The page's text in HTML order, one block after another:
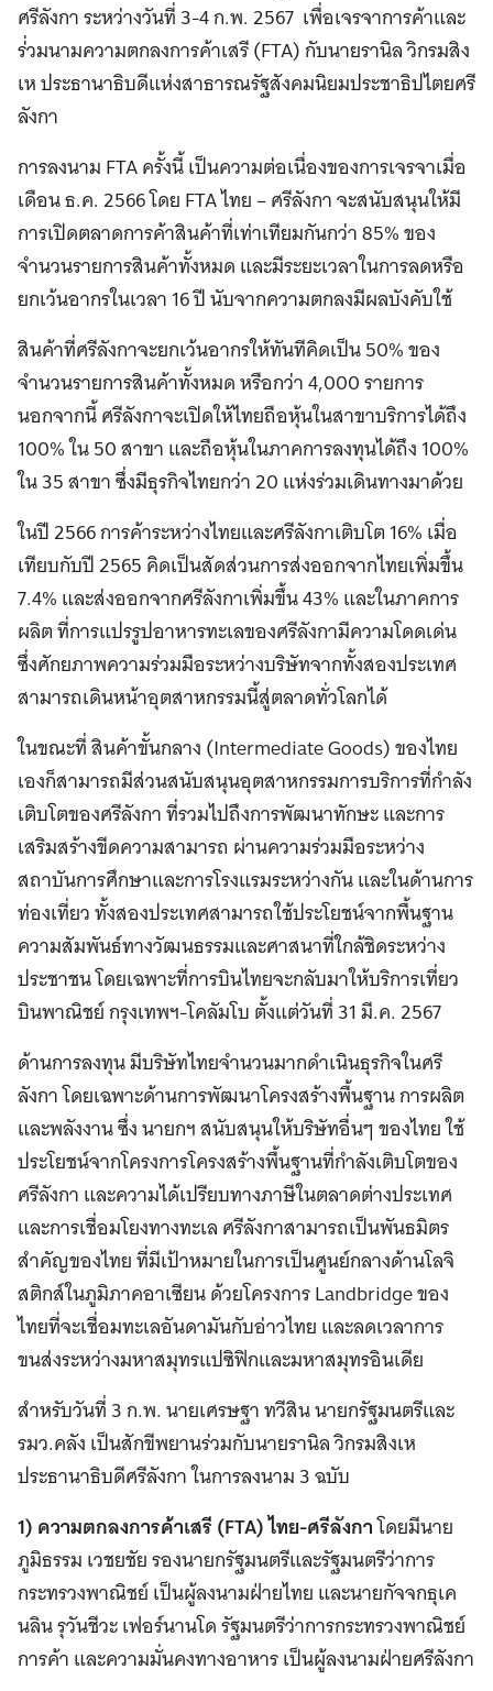
ศรีลังกา ระหว่างวันที่ 3-4 ก.พ. 2567 เพื่อเจรจาการค้าและ
ร่่วมนามความตกลงการค้าเสรี (FTA) กับนายรานิล วิกรมสิง
เห ประธานาธิบดีแห่งสาธารณรัฐสังคมนิยมประชาธิปไตยศรี
ลังกา
การลงนาม FTA ครั้งนี้ เป็นความต่อเนื่องของการเจรจาเมื่อ
เดือน ธ.ค. 2566 โดย FTA ไทย – ศรีลังกา จะสนับสนุนให้มี
การเปิดตลาดการค้าสินค้าที่เท่าเทียมกันกว่า 85% ของ
จำนวนรายการสินค้าทั้งหมด และมีระยะเวลาในการลดหรือ
ยกเว้นอากรในเวลา 16 ปี นับจากความตกลงมีผลบังคับใช้
สินค้าที่ศรีลังกาจะยกเว้นอากรให้ทันทีคิดเป็น 50% ของ
จำนวนรายการสินค้าทั้งหมด หรือกว่า 4,000 รายการ
นอกจากนี้ ศรีลังกาจะเปิดให้ไทยถือหุ้นในสาขาบริการได้ถึง
100% ใน 50 สาขา และถือหุ้นในภาคการลงทุนได้ถึง 100%
ใน 35 สาขา ซึ่งมีธุรกิจไทยกว่า 20 แห่งร่วมเดินทางมาด้วย
ในปี 2566 การค้าระหว่างไทยและศรีลังกาเติบโต 16% เมื่อ
เทียบกับปี 2565 คิดเป็นสัดส่วนการส่งออกจากไทยเพิ่มขึ้น
7.4% และส่งออกจากศรีลังกาเพิ่มขึ้น 43% และในภาคการ
ผลิต ที่การแปรรูปอาหารทะเลของศรีลังกามีความโดดเด่น
ซึ่งศักยภาพความร่วมมือระหว่างบริษัทจากทั้งสองประเทศ
สามารถเดินหน้าอุตสาหกรรมนี้สู่ตลาดทั่วโลกได้
ในขณะที่ สินค้าขั้นกลาง (Intermediate Goods) ของไทย
เองก็สามารถมีส่วนสนับสนุนอุตสาหกรรมการบริการที่กำลัง
เติบโตของศรีลังกา ที่รวมไปถึงการพัฒนาทักษะ และการ
เสริมสร้างขีดความสามารถ ผ่านความร่วมมือระหว่าง
สถาบันการศึกษาและการโรงแรมระหว่างกัน และในด้านการ
ท่องเที่ยว ทั้งสองประเทศสามารถใช้ประโยชน์จากพื้นฐาน
ความสัมพันธ์ทางวัฒนธรรมและศาสนาที่ใกล้ชิดระหว่าง
ประชาชน โดยเฉพาะที่การบินไทยจะกลับมาให้บริการเที่ยว
บินพาณิชย์ กรุงเทพฯ-โคลัมโบ ตั้งแต่วันที่ 31 มี.ค. 2567
ด้านการลงทุน มีบริษัทไทยจำนวนมากดำเนินธุรกิจในศรี
ลังกา โดยเฉพาะด้านการพัฒนาโครงสร้างพื้นฐาน การผลิต
และพลังงาน ซึ่ง นายกฯ สนับสนุนให้บริษัทอื่นๆ ของไทย ใช้
ประโยชน์จากโครงการโครงสร้างพื้นฐานที่กำลังเติบโตของ
ศรีลังกา และความได้เปรียบทางภาษีในตลาดต่างประเทศ
และการเชื่อมโยงทางทะเล ศรีลังกาสามารถเป็นพันธมิตร
สำคัญของไทย ที่มีเป้าหมายในการเป็นศูนย์กลางด้านโลจิ
สติกส์ในภูมิภาคอาเซียน ด้วยโครงการ Landbridge ของ
ไทยที่จะเชื่อมทะเลอันดามันกับอ่าวไทย และลดเวลาการ
ขนส่งระหว่างมหาสมุทรแปซิฟิกและมหาสมุทรอินเดีย
สำหรับวันที่ 3 ก.พ. นายเศรษฐา ทวีสิน นายกรัฐมนตรีและ
รมว.คลัง เป็นสักขีพยานร่วมกับนายรานิล วิกรมสิงเห
ประธานาธิบดีศรีลังกา ในการลงนาม 3 ฉบับ
1) ความตกลงการค้าเสรี (FTA) ไทย-ศรีลังกาโดยมีนาย
ภูมิธรรม เวชยชัย รองนายกรัฐมนตรีและรัฐมนตรีว่าการ
กระทรวงพาณิชย์ เป็นผู้ลงนามฝ่ายไทย และนายกัจจกธุเค
นลิน รุวันชีวะ เฟอร์นานโด รัฐมนตรีว่าการกระทรวงพาณิชย์
การค้า และความมั่นคงทางอาหาร เป็นผู้ลงนามฝ่ายศรีลังกา